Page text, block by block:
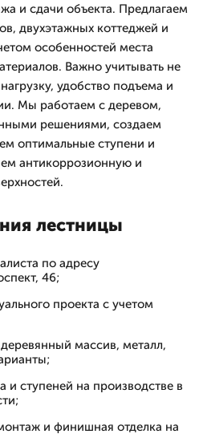
и сдачи объекта. Предлагаем
двухэтажных коттеджей и
особенностей места
Важно учитывать не
удобство подъема и
Мы работаем с деревом,
решениями, создаем
оптимальные ступени и
антикоррозионную и
лестницы
по адресу
46;
проекта с учетом
массив, металл,
и ступеней на производстве в
и финишная отделка на